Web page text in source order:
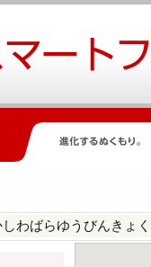
わばらゆうびんきょ